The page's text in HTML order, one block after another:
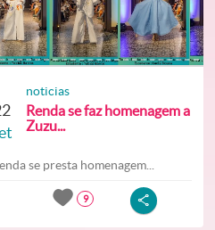
noticias
Renda se faz homenagem a
Zuzu...
se presta homenagem...
9